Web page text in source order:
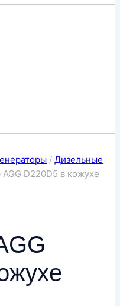
/ Дизельные
AGG D220D5 в кожухе